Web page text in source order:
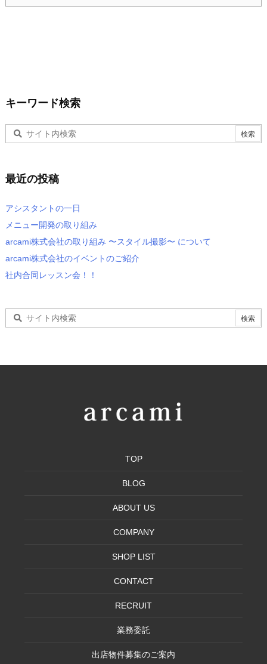
キーワード検索
最近の投稿
アシスタントの一日
メニュー開発の取り組み
arcami株式会社の取り組み 〜スタイル撮影〜 について
arcami株式会社のイベントのご紹介
社内合同レッスン会！！
TOP
BLOG
ABOUT US
COMPANY
SHOP LIST
CONTACT
RECRUIT
業務委託
出店物件募集のご案内